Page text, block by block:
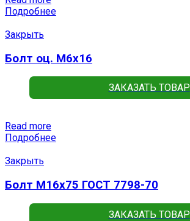
Подробнее
Закрыть
Болт оц. М6х16
ЗАКАЗАТЬ ТОВАР
Read more
Подробнее
Закрыть
Болт М16х75 ГОСТ 7798-70
ЗАКАЗАТЬ ТОВАР